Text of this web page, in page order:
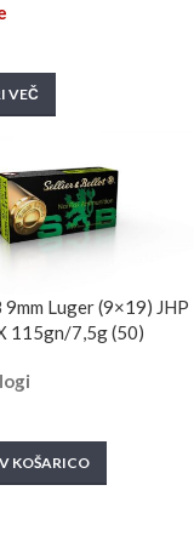
VEČ
9mm Luger (9×19) JHP
115gn/7,5g (50)
KOŠARICO